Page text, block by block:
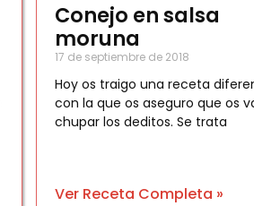
Conejo en salsa
moruna
17 de septiembre de 2018
Hoy os traigo una receta
con la que os aseguro que os
chupar los deditos. Se trata
Ver Receta Completa »